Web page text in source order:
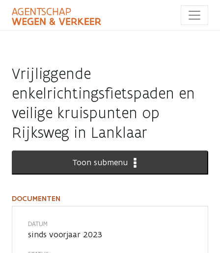
naar
Vrijliggende
enkelrichtingsfietspaden en
veilige kruispunten op
Rijksweg in Lanklaar
Toon submenu
Documenten
DOCUMENTEN
DATUM
sinds voorjaar 2023